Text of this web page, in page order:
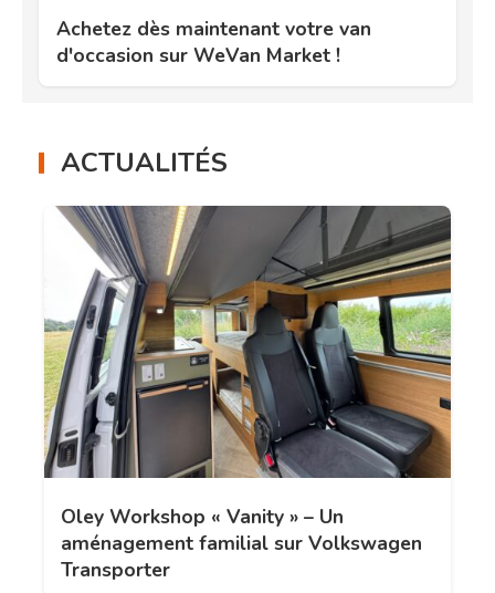
Achetez dès maintenant votre van
d'occasion sur WeVan Market !
ACTUALITÉS
Oley Workshop « Vanity » – Un
aménagement familial sur Volkswagen
Transporter